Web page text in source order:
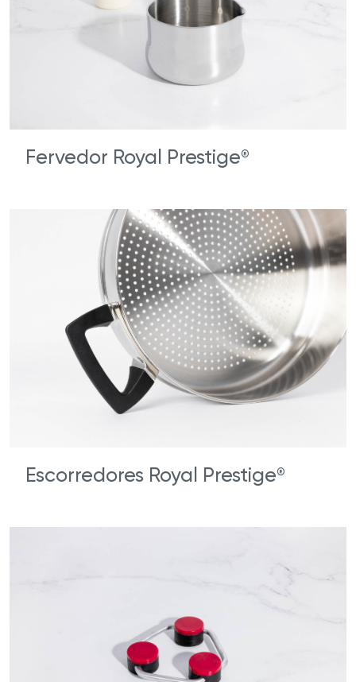
Fervedor Royal Prestige®
Escorredores Royal Prestige®